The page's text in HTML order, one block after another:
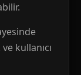
kullanıcı